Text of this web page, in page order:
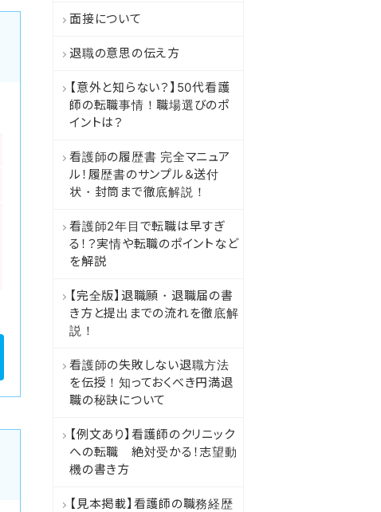
面接について
退職の意思の伝え方
【意外と知らない？】50代看護
師の転職事情！職場選びのポ
イントは？
看護師の履歴書 完全マニュア
ル！履歴書のサンプル＆送付
状・封筒まで徹底解説！
看護師2年目で転職は早すぎ
る！？実情や転職のポイントなど
を解説
【完全版】退職願・退職届の書
き方と提出までの流れを徹底解
説！
看護師の失敗しない退職方法
を伝授！知っておくべき円満退
職の秘訣について
【例文あり】看護師のクリニック
への転職 絶対受かる！志望動
機の書き方
【見本掲載】看護師の職務経歴